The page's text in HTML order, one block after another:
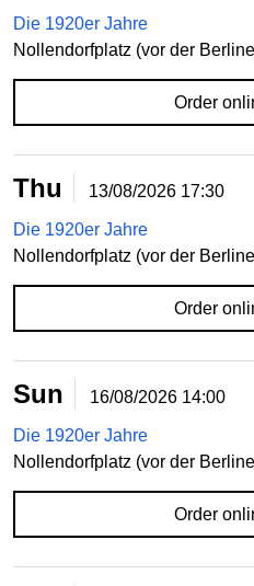
Die 1920er Jahre
Nollendorfplatz (vor der
Order
Thu 13/08/2026 17:30
Die 1920er Jahre
Nollendorfplatz (vor der
Order
Sun 16/08/2026 14:00
Die 1920er Jahre
Nollendorfplatz (vor der
Order